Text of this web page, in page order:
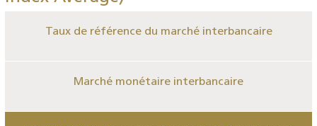
Taux de référence du marché interbancaire
Marché monétaire interbancaire